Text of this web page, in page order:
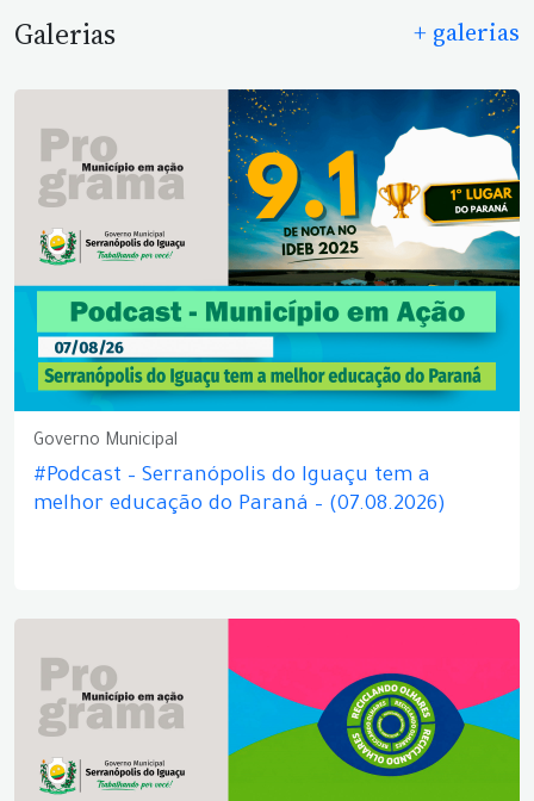
Galerias + galerias
Governo Municipal
#Podcast – Serranópolis do Iguaçu tem a
melhor educação do Paraná – (07.08.2026)